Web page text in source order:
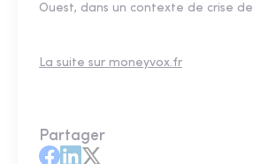
Ouest, dans un contexte de crise
La suite sur moneyvox.fr
Partager